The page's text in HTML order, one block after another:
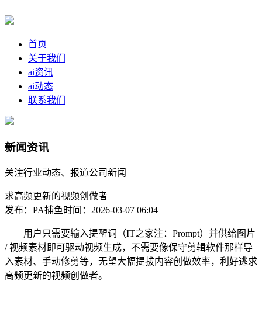
首页
关于我们
ai资讯
ai动态
联系我们
新闻资讯
关注行业动态、报道公司新闻
求高频更新的视频创做者
发布：PA捕鱼时间：2026-03-07 06:04
用户只需要输入提醒词（IT之家注：Prompt）并供给图片
/ 视频素材即可驱动视频生成，不需要像保守剪辑软件那样导
入素材、手动修剪等，无望大幅提拔内容创做效率，利好逃求
高频更新的视频创做者。